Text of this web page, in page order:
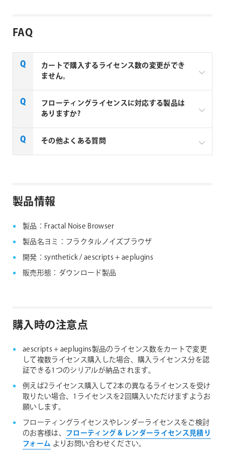
FAQ
カートで購入するライセンス数の変更ができ
ません。
aescripts + aeplugins製品のを複数ライセンスご購入
の場合はお見積りベースでの販売となります。複数ラ
せください。
フローティングライセンスに対応する製品は
ありますか?
一部製品でフローティングライセンスの取扱いがあり
aescripts + aeplugins社 フローティングライセン
その他よくある質問
製品情報
製品：Fractal Noise Browser
製品名ヨミ：フラクタルノイズブラウザ
開発：synthetick / aescripts + aeplugins
販売形態：ダウンロード製品
購入時の注意点
aescripts + aeplugins製品のライセンス数をカートで変更
して複数ライセンス購入した場合、購入ライセンス分を認
証できる1つのシリアルが納品されます。
例えば2ライセンス購入して2本の異なるライセンスを受け
取りたい場合、1ライセンスを2回購入いただけますようお
願いします。
フローティングライセンスやレンダーライセンスをご検討
のお客様は、 フローティング & レンダーライセンス見積り
フォーム よりお問い合わせください。